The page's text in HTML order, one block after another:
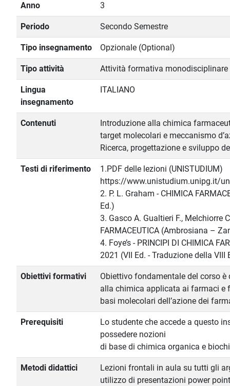
Anno 3
Periodo Secondo Semestre
Tipo insegnamento Opzionale (Optional)
Tipo attività Attività formativa monodisciplinare
Lingua
insegnamento
ITALIANO
Contenuti
Introduzione alla chimica
target molecolari e meccanismo
Ricerca, progettazione e sviluppo
Testi di riferimento
1.PDF delle lezioni (UNISTUDIUM)
https://www.unistudium.unipg.it/
2. P. L. Graham - CHIMICA
Ed.)
3. Gasco A. Gualtieri F., Melchiorre
FARMACEUTICA (Ambrosiana –
4. Foye’s - PRINCIPI DI CHIMICA
2021 (VII Ed. - Traduzione della VIII
Obiettivi formativi
Obiettivo fondamentale del corso
alla chimica applicata ai farmaci e
basi molecolari dell’azione dei
Prerequisiti
Lo studente che accede a questo
possedere nozioni
di base di chimica organica e
Metodi didattici
Lezioni frontali in aula su tutti gli
utilizzo di presentazioni power